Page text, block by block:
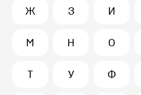
Ж З И
М Н О
Т У Ф